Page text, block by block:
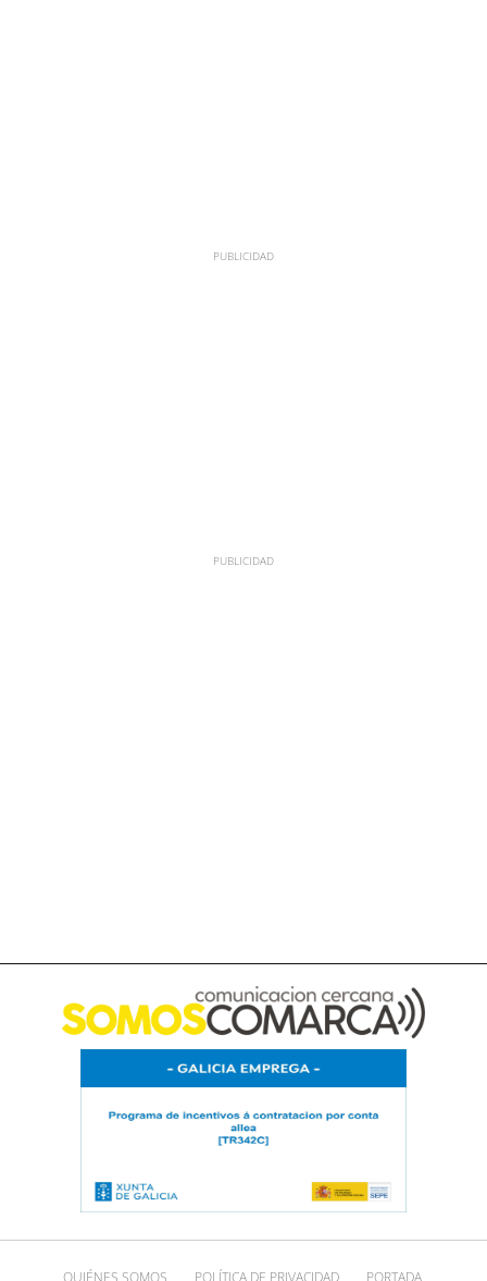
QUIÉNES SOMOS POLÍTICA DE PRIVACIDAD PORTADA